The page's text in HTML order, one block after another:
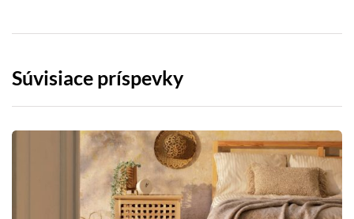
Súvisiace príspevky